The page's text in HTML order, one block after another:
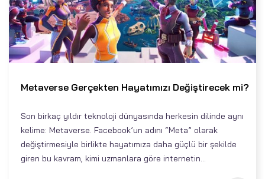
Metaverse Gerçekten Hayatımızı Değiştirecek mi?
Son birkaç yıldır teknoloji dünyasında herkesin dilinde aynı
kelime: Metaverse. Facebook’un adını “Meta” olarak
değiştirmesiyle birlikte hayatımıza daha güçlü bir şekilde
giren bu kavram, kimi uzmanlara göre internetin...